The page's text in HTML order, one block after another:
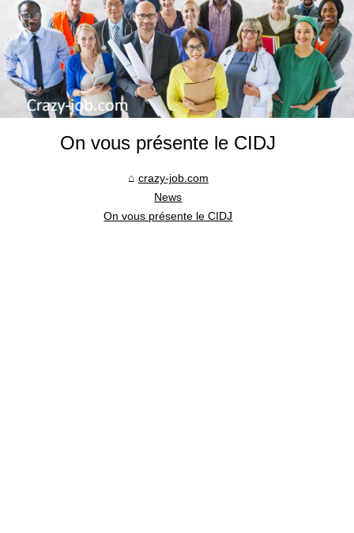
On vous présente le CIDJ
crazy-job.com
News
On vous présente le CIDJ